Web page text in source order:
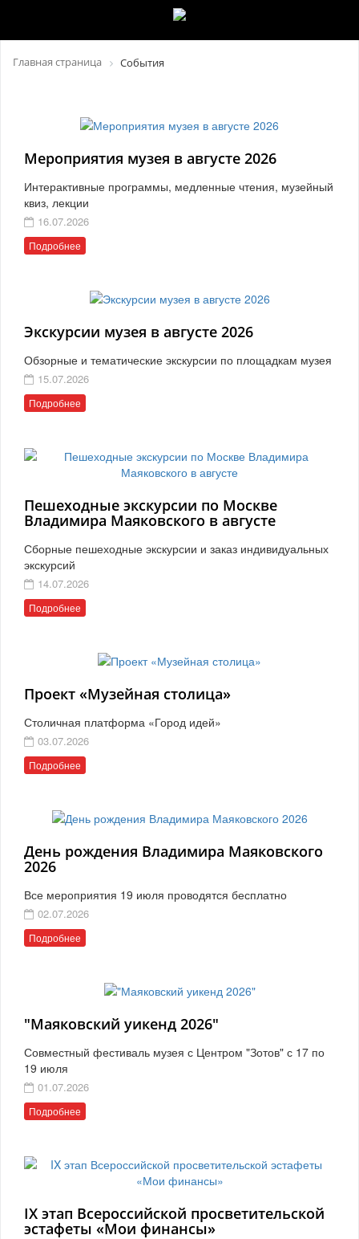
Главная страница События
Мероприятия музея в августе 2026
Интерактивные программы, медленные чтения, музейный
квиз, лекции
16.07.2026
Подробнее
Экскурсии музея в августе 2026
Обзорные и тематические экскурсии по площадкам музея
15.07.2026
Подробнее
Пешеходные экскурсии по Москве
Владимира Маяковского в августе
Сборные пешеходные экскурсии и заказ индивидуальных
экскурсий
14.07.2026
Подробнее
Проект «Музейная столица»
Столичная платформа «Город идей»
03.07.2026
Подробнее
День рождения Владимира Маяковского
2026
Все мероприятия 19 июля проводятся бесплатно
02.07.2026
Подробнее
"Маяковский уикенд 2026"
Совместный фестиваль музея с Центром "Зотов" с 17 по
19 июля
01.07.2026
Подробнее
IX этап Всероссийской просветительской
эстафеты «Мои финансы»